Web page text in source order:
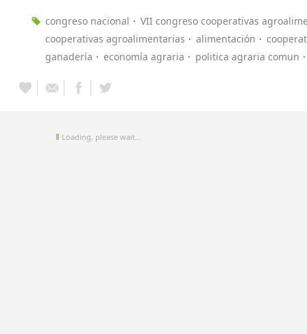
congreso nacional
VII congreso cooperativas
cooperativas agroalimentarias
alimentación
ganadería
economía agraria politica agraria comun
Loading, please wait...